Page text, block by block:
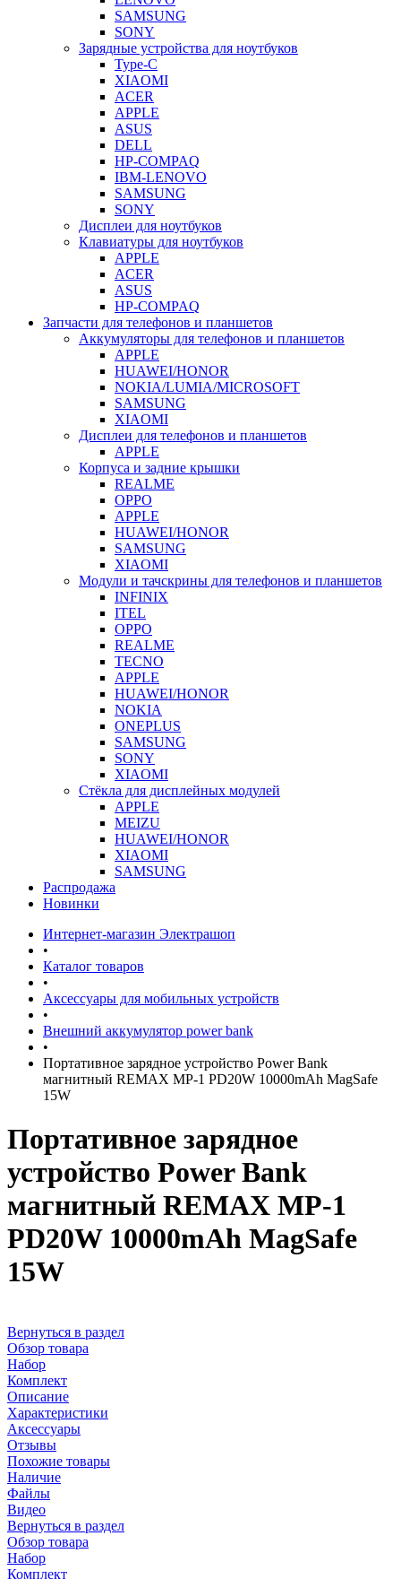
SAMSUNG
SONY
Зарядные устройства для ноутбуков
Type-C
XIAOMI
ACER
APPLE
ASUS
DELL
HP-COMPAQ
IBM-LENOVO
SAMSUNG
SONY
Дисплеи для ноутбуков
Клавиатуры для ноутбуков
APPLE
ACER
ASUS
HP-COMPAQ
Запчасти для телефонов и планшетов
Аккумуляторы для телефонов и планшетов
APPLE
HUAWEI/HONOR
NOKIA/LUMIA/MICROSOFT
SAMSUNG
XIAOMI
Дисплеи для телефонов и планшетов
APPLE
Корпуса и задние крышки
REALME
OPPO
APPLE
HUAWEI/HONOR
SAMSUNG
XIAOMI
Модули и тачскрины для телефонов и планшетов
INFINIX
ITEL
OPPO
REALME
TECNO
APPLE
HUAWEI/HONOR
NOKIA
ONEPLUS
SAMSUNG
SONY
XIAOMI
Стёкла для дисплейных модулей
APPLE
MEIZU
HUAWEI/HONOR
XIAOMI
SAMSUNG
Распродажа
Новинки
Интернет-магазин Электрашоп
•
Каталог товаров
•
Аксессуары для мобильных устройств
•
Внешний аккумулятор power bank
•
Портативное зарядное устройство Power Bank
магнитный REMAX MP-1 PD20W 10000mAh MagSafe
15W
Портативное зарядное
устройство Power Bank
магнитный REMAX MP-1
PD20W 10000mAh MagSafe
15W
Вернуться в раздел
Обзор товара
Набор
Комплект
Описание
Характеристики
Аксессуары
Отзывы
Похожие товары
Наличие
Файлы
Видео
Вернуться в раздел
Обзор товара
Набор
Комплект